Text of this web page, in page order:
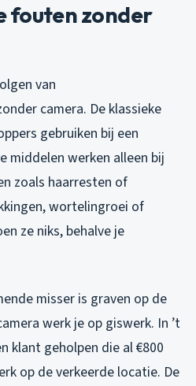
fouten zonder
van
camera. De klassieke
gebruiken bij een
middelen werken alleen bij
zoals haarresten of
wortelingroei of
ze niks, behalve je
misser is graven op de
werk je op giswerk. In ’t
klant geholpen die al €800
op de verkeerde locatie. De